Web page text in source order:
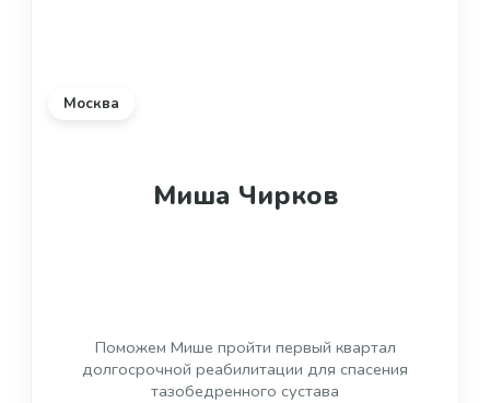
Москва
Миша Чирков
Поможем Мише пройти первый квартал
долгосрочной реабилитации для спасения
тазобедренного сустава